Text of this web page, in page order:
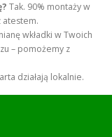
Tak. 90% montaży w
atestem.
wkładki w Twoich
– pomożemy z
działają lokalnie.
i